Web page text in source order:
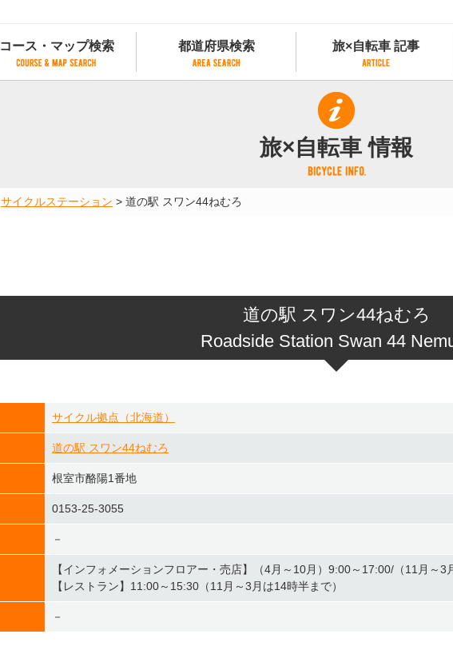
コース・マップ検索 都道府県検索
都道府県別サイクリング情報
都道府県アクセスランキング
旅×自転車 記事
旅×自転車 記事
記事一覧
カテゴリから探す
サイクリストにやさし
サイクルトレイン
タンデム自転車があるレン
旅×自転車 情報
サイクルステーション > 道の駅 スワン44ねむろ
道の駅 スワン44ねむろ
Roadside Station Swan 44
サイクル拠点（北海道）
道の駅 スワン44ねむろ
根室市酪陽1番地
0153-25-3055
－
【インフォメーションフロアー・売店】（4月～10月）9:00～17:00/（11月～3
【レストラン】11:00～15:30（11月～3月は14時半まで）
－